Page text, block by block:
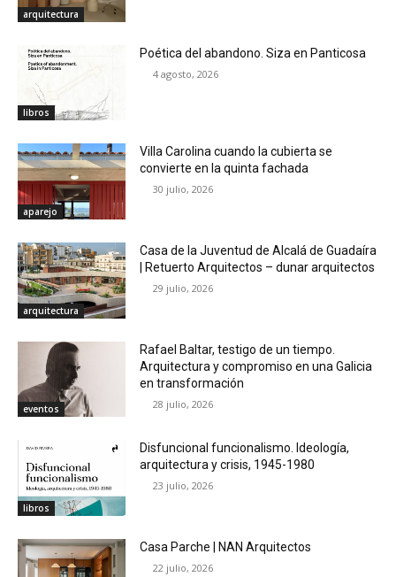
arquitectura
libros
Poética del abandono. Siza en Panticosa
4 agosto, 2026
aparejo
Villa Carolina cuando la cubierta se
convierte en la quinta fachada
30 julio, 2026
arquitectura
Casa de la Juventud de Alcalá de Guadaíra
| Retuerto Arquitectos – dunar arquitectos
29 julio, 2026
eventos
Rafael Baltar, testigo de un tiempo.
Arquitectura y compromiso en una Galicia
en transformación
28 julio, 2026
libros
Disfuncional funcionalismo. Ideología,
arquitectura y crisis, 1945-1980
23 julio, 2026
Casa Parche | NAN Arquitectos
22 julio, 2026